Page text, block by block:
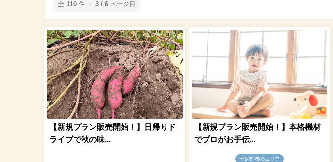
全 110 件 ・ 3 / 6 ページ目
【新規プラン販売開始！】日帰りド
ライブで秋の味...
【新規プラン販売開始！】本格機材
でプロがお手伝...
千葉市 都心エリア